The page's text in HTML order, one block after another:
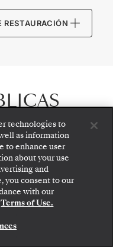
RESTAURACIÓN
las tarifas y los
de forma
technologies to
as information
to enhance user
about your use
and
you consent to our
with our
Terms of Use.